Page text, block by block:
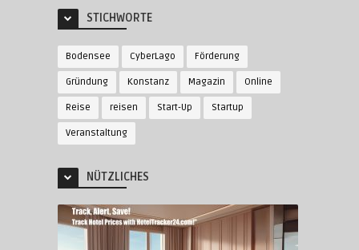
STICHWORTE
Bodensee CyberLago Förderung
Gründung Konstanz Magazin Online
Reise reisen Start-Up Startup
Veranstaltung
NÜTZLICHES